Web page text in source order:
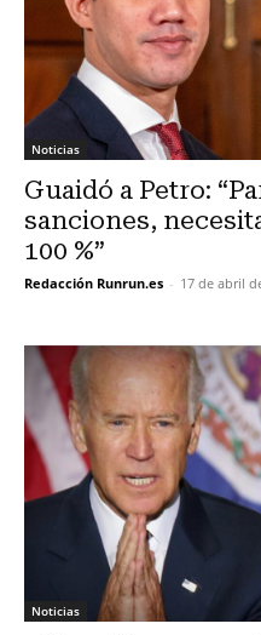
Noticias
Guaidó a Petro:
sanciones,
100 %”
Redacción Runrun.es - 17 de abril
Noticias